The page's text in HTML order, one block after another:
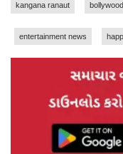
kangana ranaut
entertainment news